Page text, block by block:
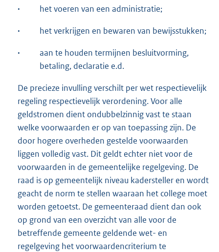
· het voeren van een administratie;
· het verkrijgen en bewaren van bewijsstukken;
·
aan te houden termijnen besluitvorming,
betaling, declaratie e.d.
De precieze invulling verschilt per wet respectievelijk
regeling respectievelijk verordening. Voor alle
geldstromen dient ondubbelzinnig vast te staan
welke voorwaarden er op van toepassing zijn. De
door hogere overheden gestelde voorwaarden
liggen volledig vast. Dit geldt echter niet voor de
voorwaarden in de gemeentelijke regelgeving. De
raad is op gemeentelijk niveau kadersteller en wordt
geacht de norm te stellen waaraan het college moet
worden getoetst. De gemeenteraad dient dan ook
op grond van een overzicht van alle voor de
betreffende gemeente geldende wet- en
regelgeving het voorwaardencriterium te